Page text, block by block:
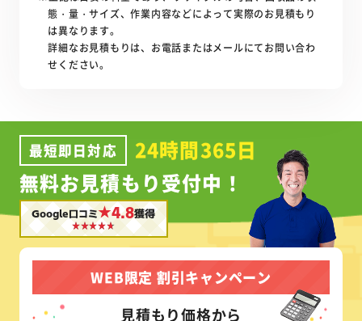
態・量・サイズ、作業内容などによって実際のお見積もり
は異なります。
詳細なお見積もりは、お電話またはメールにてお問い合わ
せください。
最短即日対応
24時間365日
無料お見積もり受付中！
Google口コミ★4.8獲得
WEB限定 割引キャンペーン
見積もり価格から